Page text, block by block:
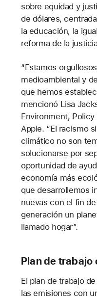
sobre equidad y
de dólares,
la educación, la
reforma de la
“Estamos
medioambiental y
que hemos
mencionó Lisa
Environment,
Apple. “El racismo
climático no son
solucionarse por
oportunidad de
economía más
que desarrollemos
nuevas con el fin
generación un
llamado hogar”.
Plan de trabajo
El plan de trabajo
las emisiones con